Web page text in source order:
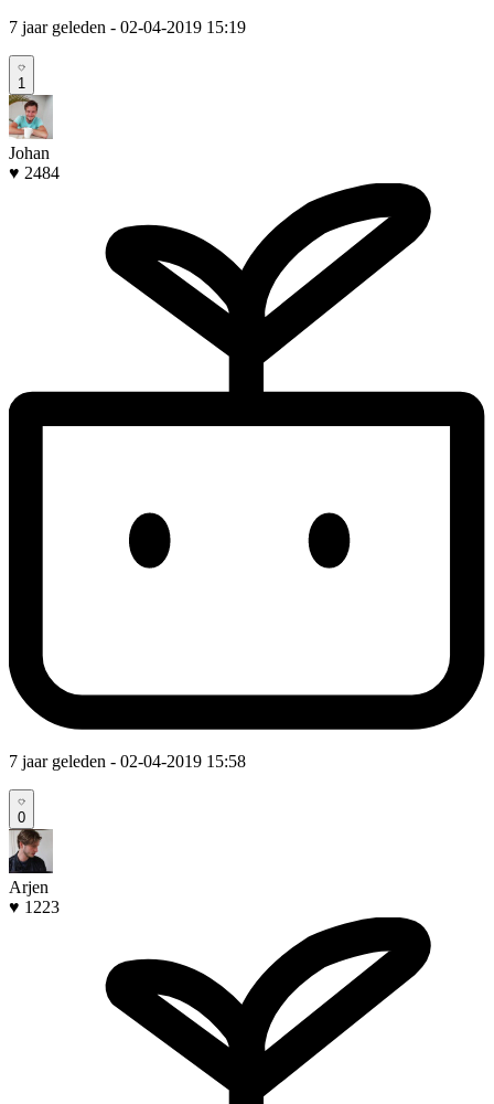
7 jaar geleden - 02-04-2019 15:19
1
Johan
♥ 2484
7 jaar geleden - 02-04-2019 15:58
0
Arjen
♥ 1223